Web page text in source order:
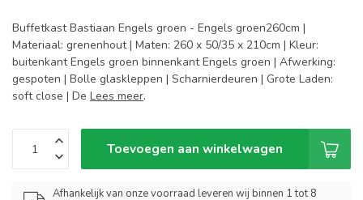
Buffetkast Bastiaan Engels groen - Engels groen260cm |
Materiaal: grenenhout | Maten: 260 x 50/35 x 210cm | Kleur:
buitenkant Engels groen binnenkant Engels groen | Afwerking:
gespoten | Bolle glaskleppen | Scharnierdeuren | Grote Laden:
soft close | De Lees meer.
Toevoegen aan winkelwagen
Afhankelijk van onze voorraad leveren wij binnen 1 tot 8